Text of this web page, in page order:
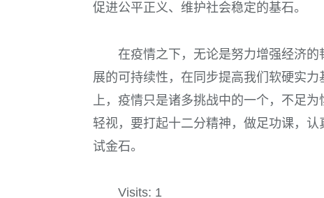
促进公平正义、维护社会稳定的基石。
在疫情之下，无论是努力增强经济
展的可持续性，在同步提高我们软硬实
上，疫情只是诸多挑战中的一个，不足
轻视，要打起十二分精神，做足功课，
试金石。
Visits: 1